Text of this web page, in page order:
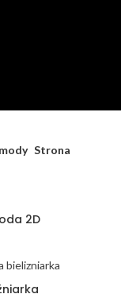
Strona
2D